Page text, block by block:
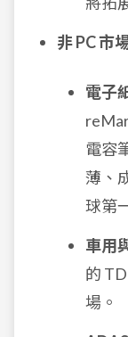
非 PC 市
電子
電容
薄、
球第
車用
的
場。